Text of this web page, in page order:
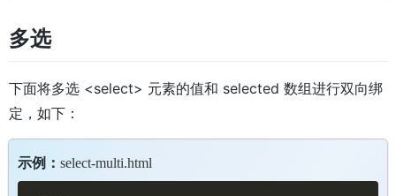
多选
下面将多选 <select> 元素的值和 selected 数组进行双向绑
定，如下：
示例： select-multi.html